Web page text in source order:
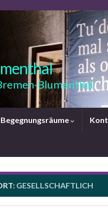
Blumenthal
Begegnungsräume
GESELLSCHAFTLICH